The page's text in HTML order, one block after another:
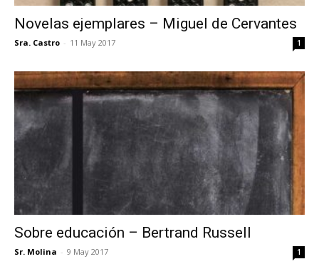
Novelas ejemplares – Miguel de Cervantes
Sra. Castro - 11 May 2017 1
Sobre educación – Bertrand Russell
Sr. Molina - 9 May 2017 1